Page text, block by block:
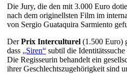
Die Jury, die den mit 3.000 Euro
nach dem originellsten Film im
von Sergio Guataquira Sarmiento
DerPrix Interculturel (1.500 Euro)
dass „Siren“ subtil die
Die Regisseurin behandelt ein
ihrer Geschlechtszugehörigkeit sind